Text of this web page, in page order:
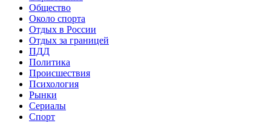
Общество
Около спорта
Отдых в России
Отдых за границей
ПДД
Политика
Происшествия
Психология
Рынки
Сериалы
Спорт